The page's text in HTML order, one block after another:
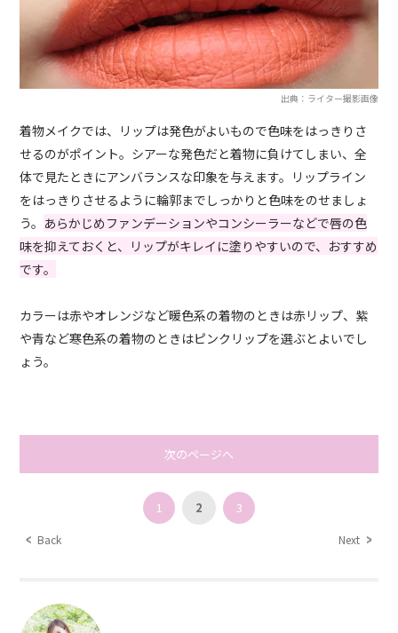
出典：ライター撮影画像
着物メイクでは、リップは発色がよいもので色味をはっきりさ
せるのがポイント。シアーな発色だと着物に負けてしまい、全
体で見たときにアンバランスな印象を与えます。リップライン
をはっきりさせるように輪郭までしっかりと色味をのせましょ
う。 あらかじめファンデーションやコンシーラーなどで唇の色
味を抑えておくと、リップがキレイに塗りやすいので、おすすめ
です。
カラーは赤やオレンジなど暖色系の着物のときは赤リップ、紫
や青など寒色系の着物のときはピンクリップを選ぶとよいでし
ょう。
次のページへ
Back
1 2 3
Next